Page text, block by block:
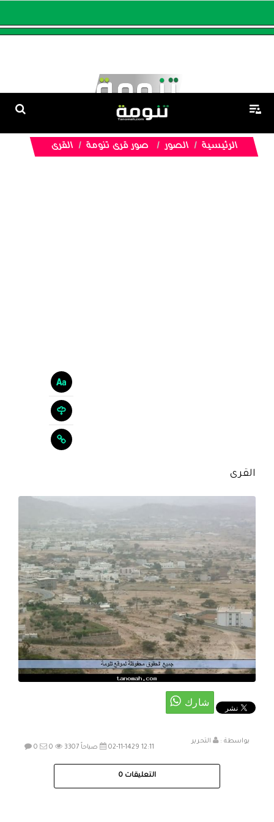
الرئيسية الصور صور قرى تنومة القرى
القرى
بواسطة :
التحرير
02-11-1429 12:11 صباحاً
0 0 3307
التعليقات 0